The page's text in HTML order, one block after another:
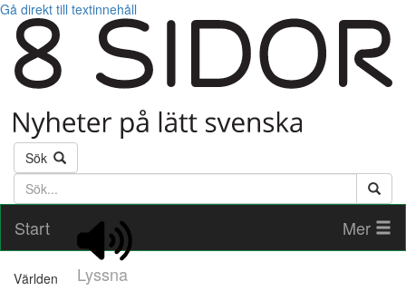
Gå direkt till textinnehåll
Sök
Söktext
Start
Lyssna
Mer
Världen